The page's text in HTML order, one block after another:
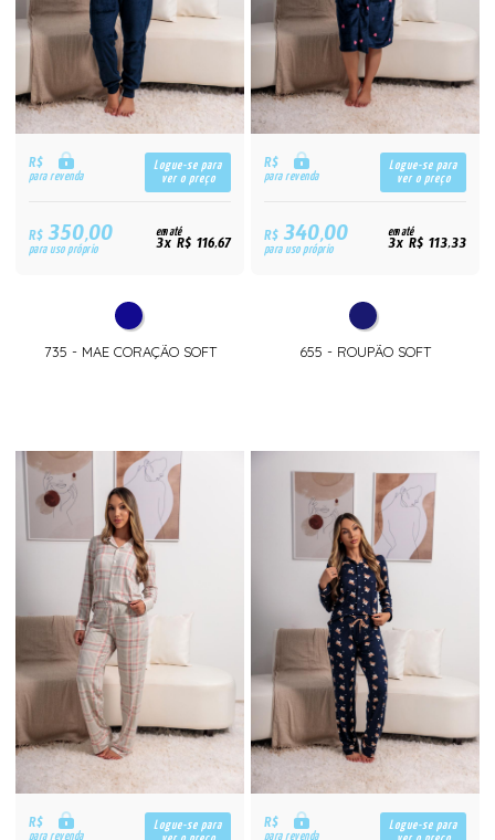
R$
para revenda
Logue-se para
ver o preço
R$350,00
para uso próprio
em até
3x R$ 116,67
735 - MAE CORAÇÃO SOFT
R$
para revenda
Logue-se para
ver o preço
R$340,00
para uso próprio
em até
3x R$ 113,33
655 - ROUPÃO SOFT
R$
para revenda
Logue-se para
R$
para revenda
Logue-se para